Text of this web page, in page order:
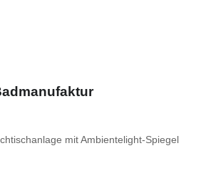
mit Ambientelight-Spiegel